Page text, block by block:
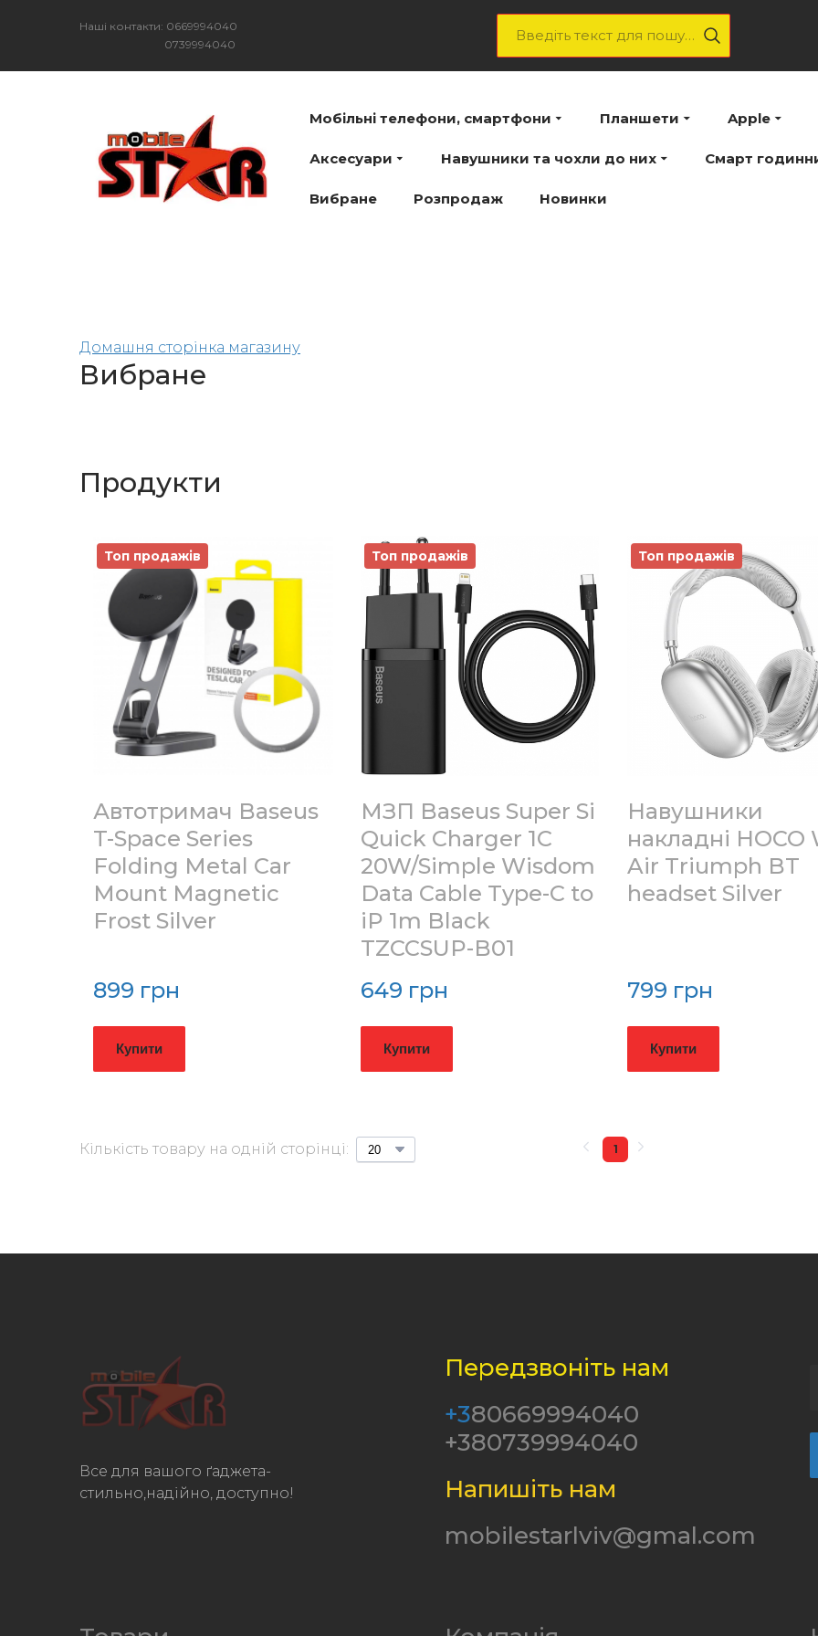
Наші контакти: 0669994040
0739994040
Мобільні телефони, смартфони Планшети Apple
Аксесуари Навушники та чохли до них Смарт
Вибране Розпродаж Новинки
Домашня сторінка магазину
Вибране
Продукти
Топ продажів
Автотримач Baseus
T-Space Series
Folding Metal Car
Mount Magnetic
Frost Silver
899 грн
Купити
Топ продажів
МЗП Baseus Super Si
Quick Charger 1C
20W/Simple Wisdom
Data Cable Type-C to
iP 1m Black
TZCCSUP-B01
649 грн
Купити
Топ продажів
Навушники
накладні HOCO
Air Triumph BT
headset Silver
799 грн
Купити
Кількість товару на одній сторінці: 1
Все для вашого ґаджета-
стильно,надійно, доступно!
Передзвоніть нам
+380669994040
+380739994040
Напишіть нам
mobilestarlviv@gmal.com